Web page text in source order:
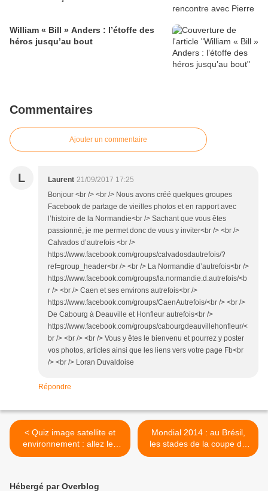
William « Bill » Anders : l’étoffe des
héros jusqu’au bout
Commentaires
Ajouter un commentaire
L Laurent 21/09/2017 17:25
Bonjour <br /> <br /> Nous avons créé quelques groupes
Facebook de partage de vieilles photos et en rapport avec
l’histoire de la Normandie<br /> Sachant que vous êtes
passionné, je me permet donc de vous y inviter<br /> <br />
Calvados d’autrefois <br />
https://www.facebook.com/groups/calvadosdautrefois/?
ref=group_header<br /> <br /> La Normandie d’autrefois<br />
https://www.facebook.com/groups/la.normandie.d.autrefois/<b
r /> <br /> Caen et ses environs autrefois<br />
https://www.facebook.com/groups/CaenAutrefois/<br /> <br />
De Cabourg à Deauville et Honfleur autrefois<br />
https://www.facebook.com/groups/cabourgdeauvillehonfleur/<
br /> <br /> <br /> Vous y êtes le bienvenu et pourrez y poster
vos photos, articles ainsi que les liens vers votre page Fb<br
/> <br /> Loran Duvaldoise
Répondre
< Quiz image satellite et
environnement : allez les
bleus !
Mondial 2014 : au Brésil,
les stades de la coupe du
monde vus par satellites >
Hébergé par Overblog